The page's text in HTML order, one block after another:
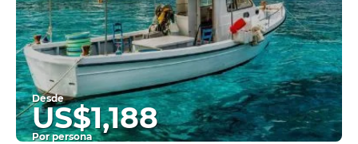
Desde
US$1,188
Por persona